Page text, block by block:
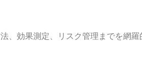
、効果測定、リスク管理までを網羅